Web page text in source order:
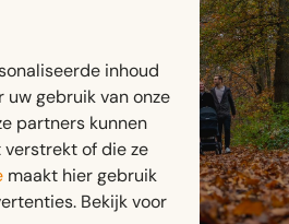
inhoud
gebruik van onze
partners kunnen
of die ze
maakt hier gebruik
Bekijk voor